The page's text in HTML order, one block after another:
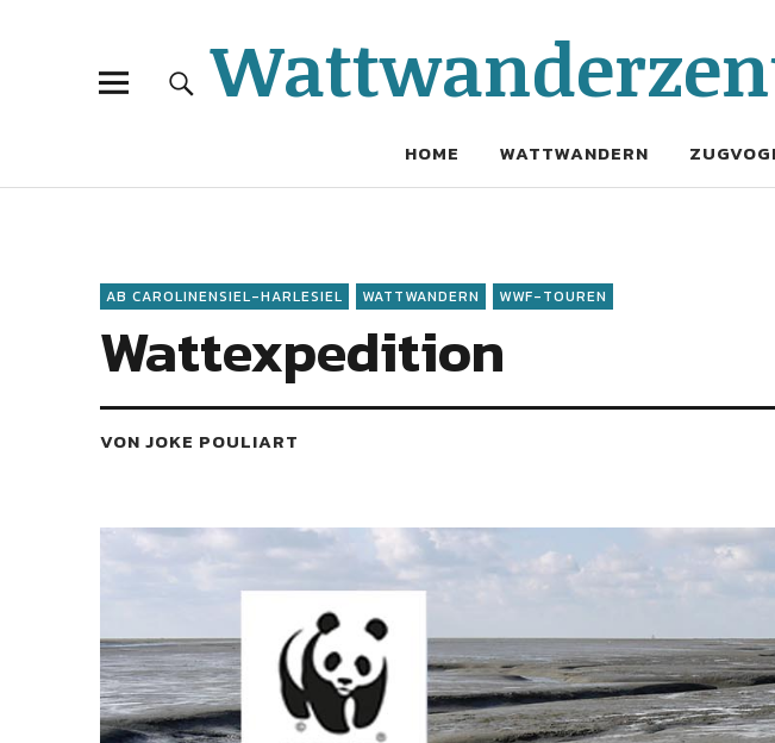
HOME WATTWANDERN
AB CAROLINENSIEL-HARLESIEL WATTWANDERN WWF-TOUREN
Wattexpedition
VON JOKE POULIART